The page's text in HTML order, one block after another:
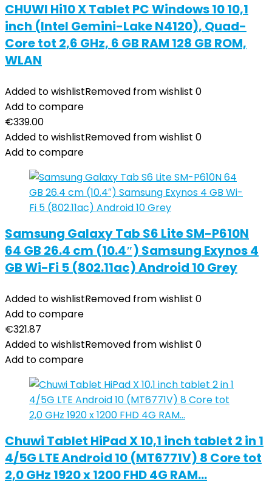
CHUWI Hi10 X Tablet PC Windows 10 10,1
inch (Intel Gemini-Lake N4120), Quad-
Core tot 2,6 GHz, 6 GB RAM 128 GB ROM,
WLAN
Added to wishlistRemoved from wishlist 0
Add to compare
€339.00
Added to wishlistRemoved from wishlist 0
Add to compare
Samsung Galaxy Tab S6 Lite SM-P610N
64 GB 26.4 cm (10.4″) Samsung Exynos 4
GB Wi-Fi 5 (802.11ac) Android 10 Grey
Added to wishlistRemoved from wishlist 0
Add to compare
€321.87
Added to wishlistRemoved from wishlist 0
Add to compare
Chuwi Tablet HiPad X 10,1 inch tablet 2 in 1
4/5G LTE Android 10 (MT6771V) 8 Core tot
2,0 GHz 1920 x 1200 FHD 4G RAM…